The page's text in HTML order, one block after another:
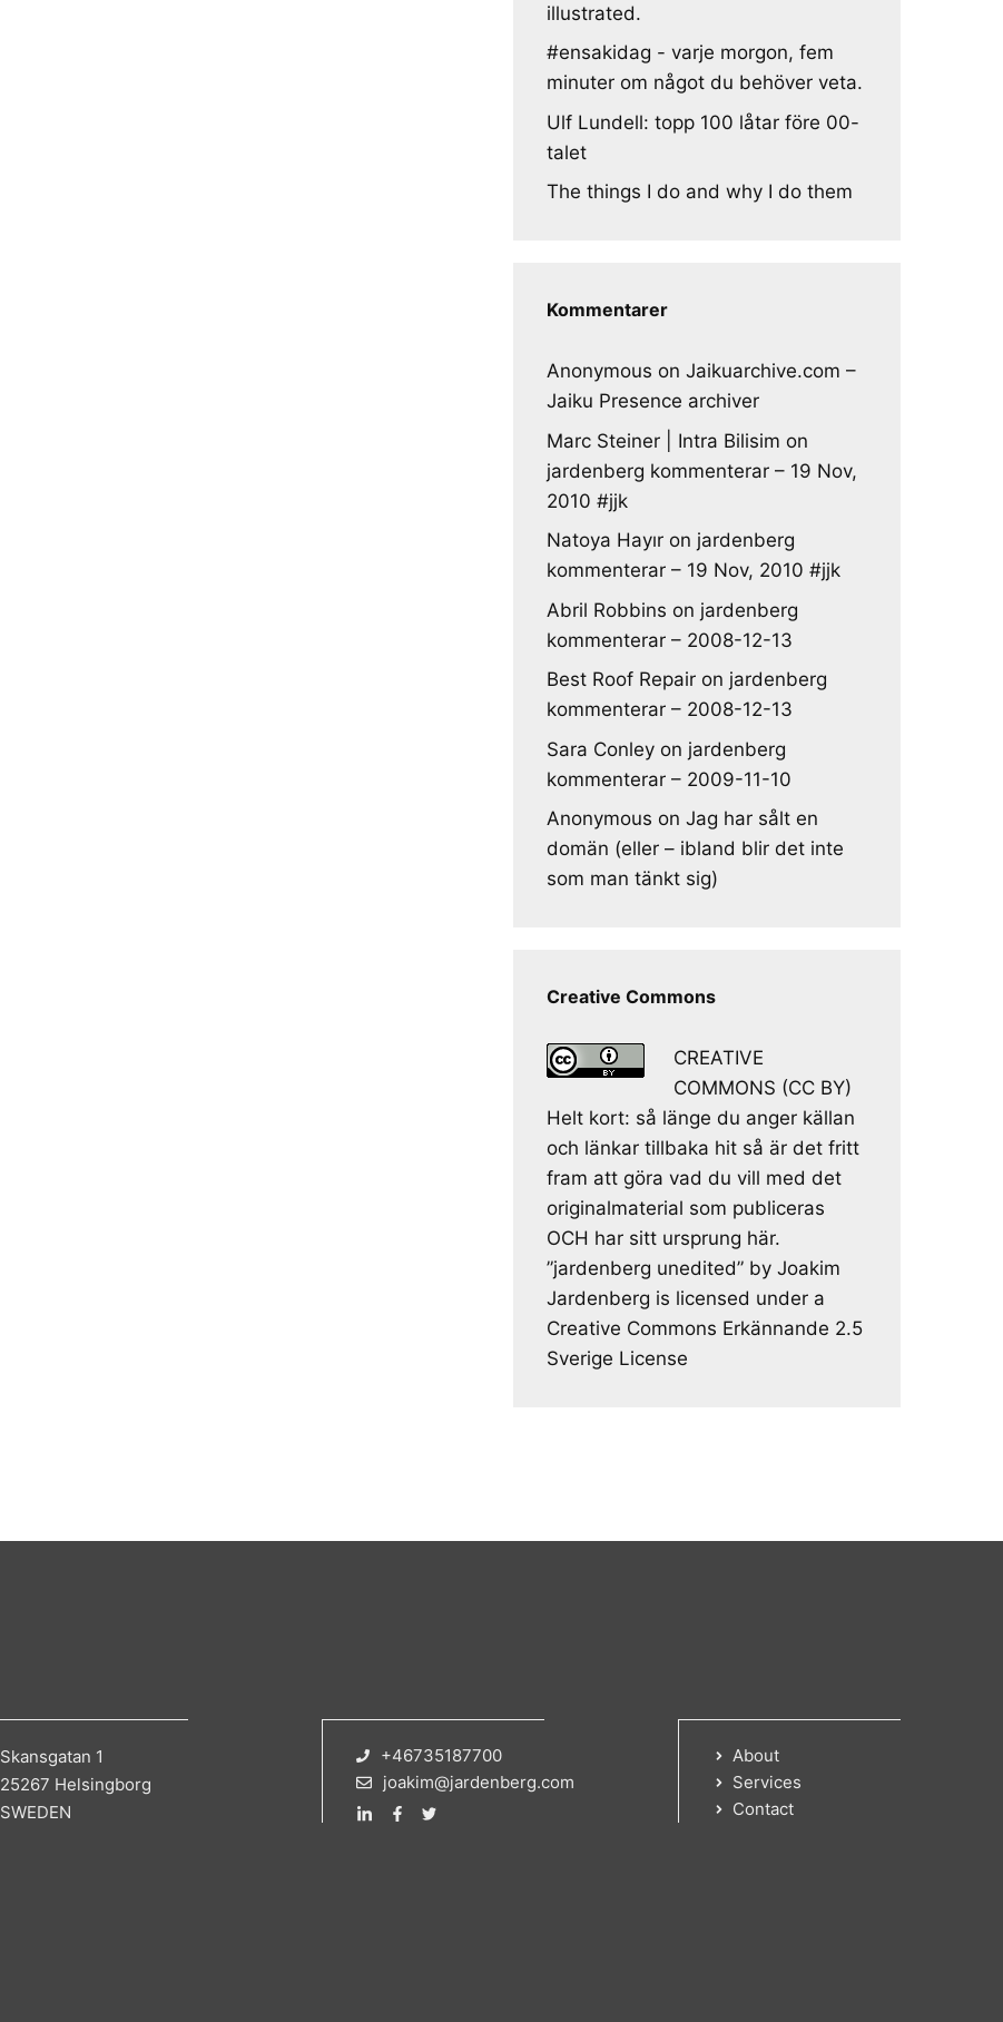
illustrated.
#ensakidag - varje morgon, fem
minuter om något du behöver veta.
Ulf Lundell: topp 100 låtar före 00-
talet
The things I do and why I do them
Kommentarer
Anonymous on Jaikuarchive.com –
Jaiku Presence archiver
Marc Steiner | Intra Bilisim on
jardenberg kommenterar – 19 Nov,
2010 #jjk
Natoya Hayır on jardenberg
kommenterar – 19 Nov, 2010 #jjk
Abril Robbins on jardenberg
kommenterar – 2008-12-13
Best Roof Repair on jardenberg
kommenterar – 2008-12-13
Sara Conley on jardenberg
kommenterar – 2009-11-10
Anonymous on Jag har sålt en
domän (eller – ibland blir det inte
som man tänkt sig)
Creative Commons
CREATIVE
COMMONS (CC BY)
Helt kort: så länge du anger källan
och länkar tillbaka hit så är det fritt
fram att göra vad du vill med det
originalmaterial som publiceras
OCH har sitt ursprung här.
”jardenberg unedited” by Joakim
Jardenberg is licensed under a
Creative Commons Erkännande 2.5
Sverige License
Skansgatan 1
25267 Helsingborg
SWEDEN
+46735187700
joakim@jardenberg.com
About
Services
Contact